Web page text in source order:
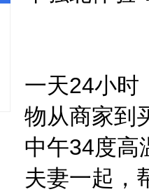
一天24小时
物从商家到
中午34度高
夫妻一起，